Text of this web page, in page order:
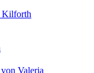
Valeria